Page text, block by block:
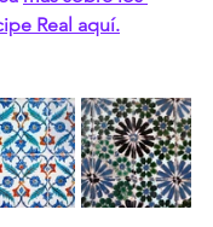
Real aquí.